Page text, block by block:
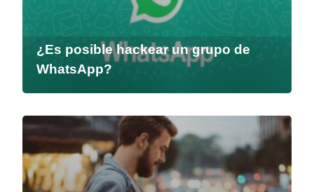
¿Es posible hackear un grupo de
WhatsApp?